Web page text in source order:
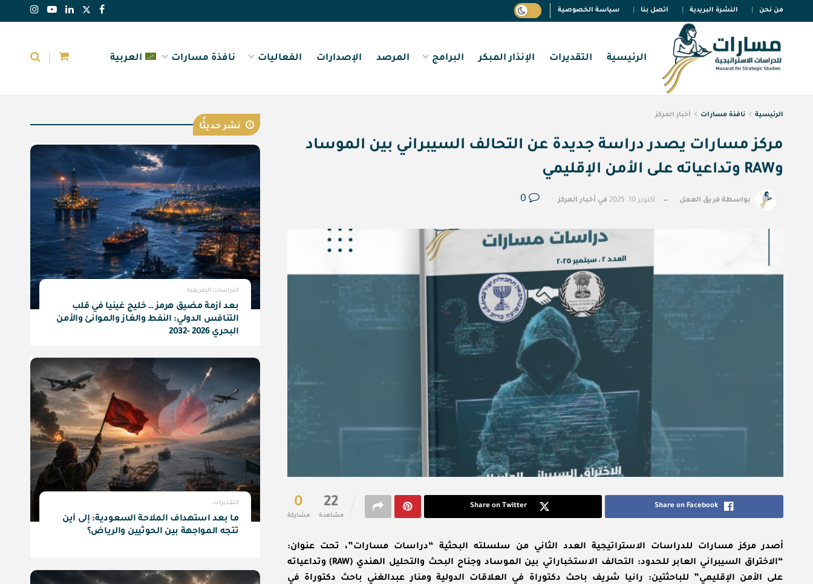
من نحن النشرة البريدية اتصل بنا سياسة الخصوصية
الرئيسية التقديرات الإنذار المبكر البرامج المرصد الإصدارات الفعاليات نافذة مسارات العربية
الرئيسية نافذة مسارات أخبار المركز
مركز مسارات يصدر دراسة جديدة عن التحالف السيبراني بين الموساد
وRAW وتداعياته على الأمن الإقليمي
بواسطة فريق العمل أكتوبر 10, 2025 في أخبار المركز
0
مشاركة
22
مشاهدة
Share on Facebook
Share on Twitter
أصدر مركز مسارات للدراسات الاستراتيجية العدد الثاني من سلسلته البحثية “دراسات مسارات”، تحت عنوان:
“الاختراق السيبراني العابر للحدود: التحالف الاستخباراتي بين الموساد وجناح البحث والتحليل الهندي (RAW) وتداعياته
على الأمن الإقليمي” للباحثتين: رانيا شريف باحث دكتوراة في العلاقات الدولية ومنار عبدالغني باحث دكتوراة في
نشر حديثًا
الدراسات الإفريقية
بعد أزمة مضيق هرمز … خليج غينيا في قلب
التنافس الدولي: النفط والغاز والموانئ والأمن
البحري 2026 -2032
التقديرات
ما بعد استهداف الملاحة السعودية: إلى أين
تتجه المواجهة بين الحوثيين والرياض؟